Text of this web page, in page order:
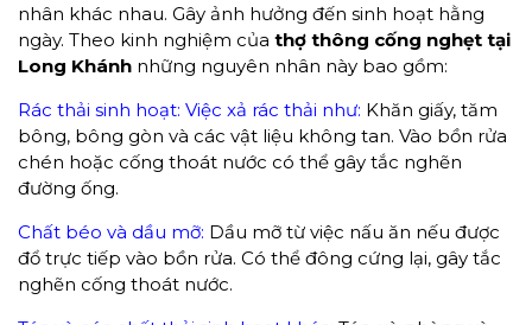
nhân khác nhau. Gây ảnh hưởng đến sinh hoạt hằng
ngày. Theo kinh nghiệm của thợ thông cống nghẹt tại
Long Khánh những nguyên nhân này bao gồm:
Rác thải sinh hoạt: Việc xả rác thải như: Khăn giấy, tăm
bông, bông gòn và các vật liệu không tan. Vào bồn rửa
chén hoặc cống thoát nước có thể gây tắc nghẽn
đường ống.
Chất béo và dầu mỡ: Dầu mỡ từ việc nấu ăn nếu được
đổ trực tiếp vào bồn rửa. Có thể đông cứng lại, gây tắc
nghẽn cống thoát nước.